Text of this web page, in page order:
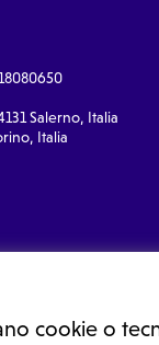
cookie o
Salerno, Italia
Italia